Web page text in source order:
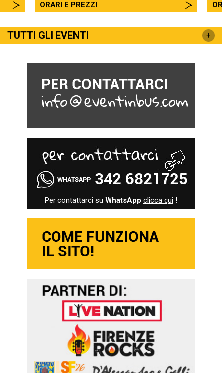
ORARI E PREZZI
TUTTI GLI EVENTI
Per contattarci su WhatsApp clicca qui !